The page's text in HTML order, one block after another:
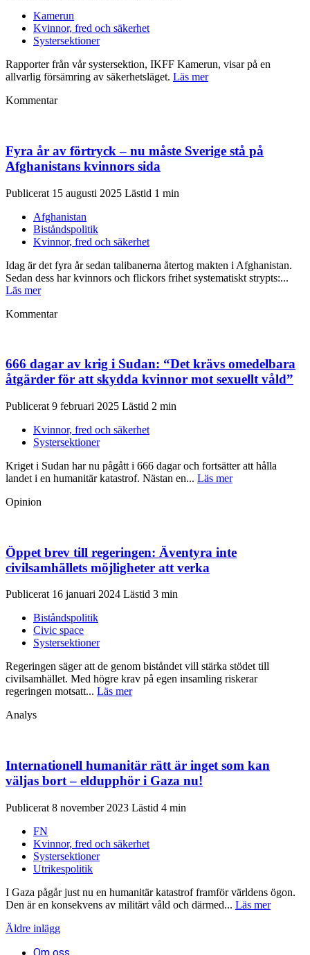
Kamerun
Kvinnor, fred och säkerhet
Systersektioner
Rapporter från vår systersektion, IKFF Kamerun, visar på en
allvarlig försämring av säkerhetsläget. Läs mer
Kommentar
Fyra år av förtryck – nu måste Sverige stå på
Afghanistans kvinnors sida
Publicerat 15 augusti 2025
Afghanistan
Biståndspolitik
Kvinnor, fred och säkerhet
Idag är det fyra år sedan talibanerna återtog makten i Afghanistan.
Sedan dess har kvinnors och flickors frihet systematiskt strypts:...
Läs mer
Kommentar
666 dagar av krig i Sudan: “Det krävs omedelbara
åtgärder för att skydda kvinnor mot sexuellt våld”
Publicerat 9 februari 2025
Kvinnor, fred och säkerhet
Systersektioner
Kriget i Sudan har nu pågått i 666 dagar och fortsätter att hålla
landet i en humanitär katastrof. Nästan en... Läs mer
Opinion
Öppet brev till regeringen: Äventyra inte
civilsamhällets möjligheter att verka
Publicerat 16 januari 2024
Biståndspolitik
Civic space
Systersektioner
Regeringen säger att de genom biståndet vill stärka stödet till
civilsamhället. Med högre krav på egen insamling riskerar
regeringen motsatt... Läs mer
Analys
Internationell humanitär rätt är inget som kan
väljas bort – eldupphör i Gaza nu!
Publicerat 8 november 2023
FN
Kvinnor, fred och säkerhet
Systersektioner
Utrikespolitik
I Gaza pågår just nu en humanitär katastrof framför världens ögon.
Den är en konsekvens av militärt våld och därmed... Läs mer
Inläggsnavigering
Äldre inlägg